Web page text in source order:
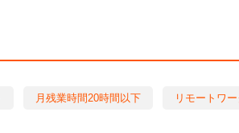
月残業時間20時間以下 リモートワ